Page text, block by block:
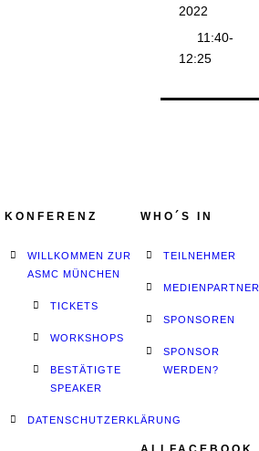
2022
11:40-
12:25
KONFERENZ
WILLKOMMEN ZUR
ASMC MÜNCHEN
TICKETS
WORKSHOPS
BESTÄTIGTE
SPEAKER
DATENSCHUTZERKLÄRUNG
WHO´S IN
TEILNEHMER
MEDIENPARTNER
SPONSOREN
SPONSOR
WERDEN?